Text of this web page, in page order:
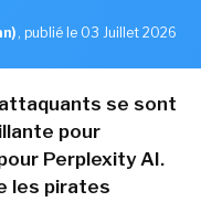
, publié le 03 Juillet 2026
se sont
pour
Perplexity AI.
les pirates